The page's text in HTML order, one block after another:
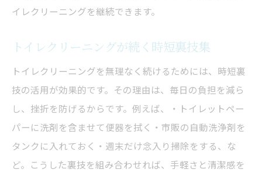
イレクリーニングを継続できます。
トイレクリーニングが続く時短裏技集
トイレクリーニングを無理なく続けるためには、時短裏
技の活用が効果的です。その理由は、毎日の負担を減ら
し、挫折を防げるからです。例えば、・トイレットペー
パーに洗剤を含ませて便器を拭く・市販の自動洗浄剤を
タンクに入れておく・週末だけ念入り掃除をする、な
ど。こうした裏技を組み合わせれば、手軽さと清潔感を